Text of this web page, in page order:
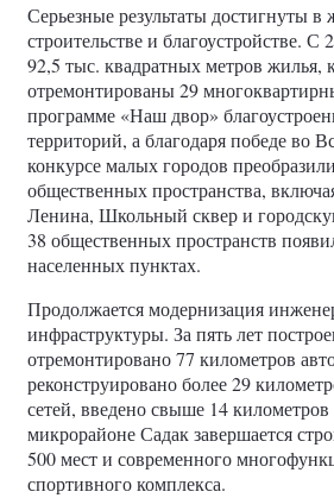
Серьезные результаты достигнуты
строительстве и благоустройстве. С
92,5 тыс. квадратных метров жилья,
отремонтированы 29
программе «Наш двор»
территорий, а благодаря победе во
конкурсе малых городов
общественных пространства,
Ленина, Школьный сквер и
38 общественных пространств
населенных пунктах.
Продолжается модернизация
инфраструктуры. За пять лет
отремонтировано 77 километров
реконструировано более 29
сетей, введено свыше 14
микрорайоне Садак завершается
500 мест и современного
спортивного комплекса.